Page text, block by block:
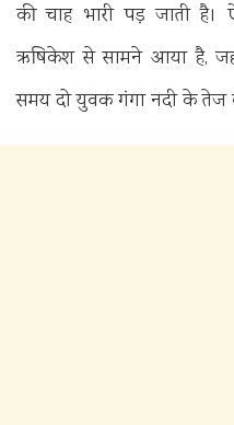
की चाह भारी पड़ जाती है।
ऋषिकेश से सामने आया है,
समय दो युवक गंगा नदी के तेज